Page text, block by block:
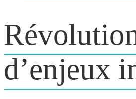
d’enjeux